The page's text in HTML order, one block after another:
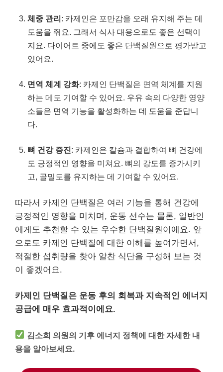
체중 관리: 카제인은 포만감을 오래 유지해 주는 데
도움을 줘요. 그래서 식사 대용으로도 좋은 선택이
지요. 다이어트 중에도 좋은 단백질원으로 평가받고
있어요.
면역 체계 강화: 카제인 단백질은 면역 체계를 지원
하는 데도 기여할 수 있어요. 우유 속의 다양한 영양
소들은 면역 기능을 활성화하는 데 도움을 준답니
다.
뼈 건강 증진: 카제인은 칼슘과 결합하여 뼈 건강에
도 긍정적인 영향을 미쳐요. 뼈의 강도를 증가시키
고, 골밀도를 유지하는 데 기여할 수 있어요.
따라서 카제인 단백질은 여러 기능을 통해 건강에
긍정적인 영향을 미치며, 운동 선수는 물론, 일반인
에게도 추천할 수 있는 우수한 단백질원이에요. 앞
으로도 카제인 단백질에 대한 이해를 높여가면서,
적절한 섭취량을 찾아 알찬 식단을 구성해 보는 것
이 좋겠어요.
카제인 단백질은 운동 후의 회복과 지속적인 에너지
공급에 매우 효과적이에요.
김소희 의원의 기후 에너지 정책에 대한 자세한 내
용을 알아보세요.